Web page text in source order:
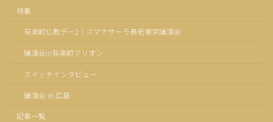
特集
有楽町仏教デー2｜スマナサーラ長老東京講演会
講演会in有楽町マリオン
スイッチインタビュー
講演会 in 広島
記事一覧